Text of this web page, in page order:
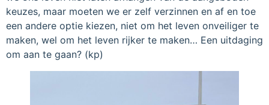
keuzes, maar moeten we er zelf verzinnen en af en toe
een andere optie kiezen, niet om het leven onveiliger te
maken, wel om het leven rijker te maken… Een uitdaging
om aan te gaan? (kp)